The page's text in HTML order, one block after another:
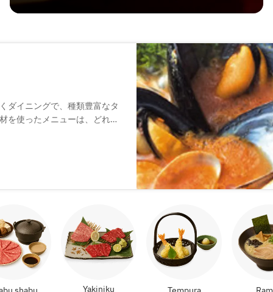
ダイニングで、種類豊富なタ
を使ったメニューは、どれを
Yakiniku